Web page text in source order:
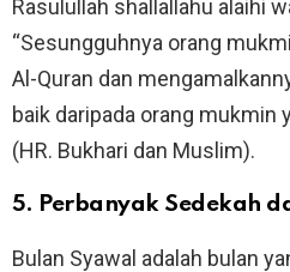
Rasulullah shallallahu alaihi
“Sesungguhnya orang
Al-Quran dan
baik daripada orang mukmin
(HR. Bukhari dan Muslim).
5. Perbanyak Sedekah
Bulan Syawal adalah bulan